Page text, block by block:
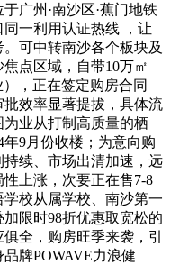
广州·南沙区·蕉门地铁
一利用认证热线 ，让
可中转南沙各个板块及
点区域，自带10万㎡
，正在签定购房合同
效率显著提拔，具体流
业从打制高质量的栖
9月份收楼；为意向购
续、市场出清加速，远
上涨，次要正在售7-8
校从属学校、南沙第一
限时98折优惠取宽松的
全，购房旺季来袭，引
牌POWAVE力浪健